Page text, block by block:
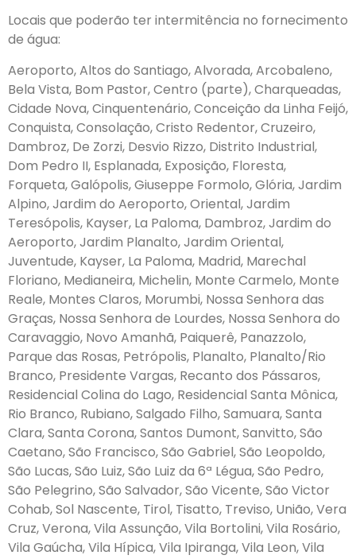
Locais que poderão ter intermitência no fornecimento
de água:
Aeroporto, Altos do Santiago, Alvorada, Arcobaleno,
Bela Vista, Bom Pastor, Centro (parte), Charqueadas,
Cidade Nova, Cinquentenário, Conceição da Linha Feijó,
Conquista, Consolação, Cristo Redentor, Cruzeiro,
Dambroz, De Zorzi, Desvio Rizzo, Distrito Industrial,
Dom Pedro II, Esplanada, Exposição, Floresta,
Forqueta, Galópolis, Giuseppe Formolo, Glória, Jardim
Alpino, Jardim do Aeroporto, Oriental, Jardim
Teresópolis, Kayser, La Paloma, Dambroz, Jardim do
Aeroporto, Jardim Planalto, Jardim Oriental,
Juventude, Kayser, La Paloma, Madrid, Marechal
Floriano, Medianeira, Michelin, Monte Carmelo, Monte
Reale, Montes Claros, Morumbi, Nossa Senhora das
Graças, Nossa Senhora de Lourdes, Nossa Senhora do
Caravaggio, Novo Amanhã, Paiquerê, Panazzolo,
Parque das Rosas, Petrópolis, Planalto, Planalto/Rio
Branco, Presidente Vargas, Recanto dos Pássaros,
Residencial Colina do Lago, Residencial Santa Mônica,
Rio Branco, Rubiano, Salgado Filho, Samuara, Santa
Clara, Santa Corona, Santos Dumont, Sanvitto, São
Caetano, São Francisco, São Gabriel, São Leopoldo,
São Lucas, São Luiz, São Luiz da 6ª Légua, São Pedro,
São Pelegrino, São Salvador, São Vicente, São Victor
Cohab, Sol Nascente, Tirol, Tisatto, Treviso, União, Vera
Cruz, Verona, Vila Assunção, Vila Bortolini, Vila Rosário,
Vila Gaúcha, Vila Hípica, Vila Ipiranga, Vila Leon, Vila